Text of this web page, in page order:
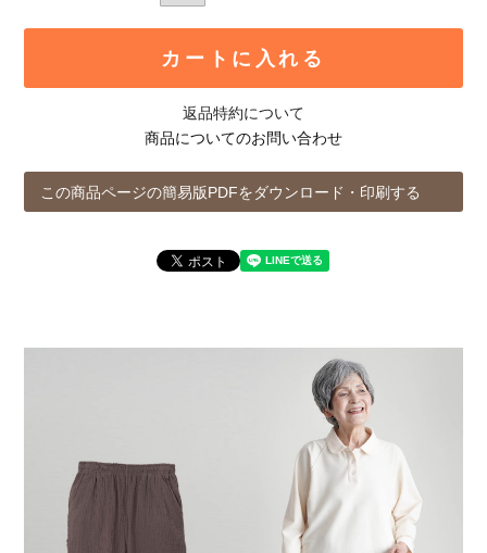
カートに入れる
返品特約について
商品についてのお問い合わせ
この商品ページの簡易版PDFをダウンロード・印刷する